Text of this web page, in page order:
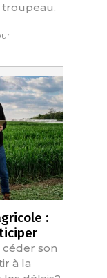
:
son
à la